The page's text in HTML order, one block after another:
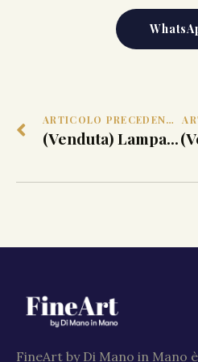
ARTICOLO PRECEDENTE
(Venduta) Lampada ‘2073’ Max Ingrand per FontanaArte
FineArt by Di Mano in Mano